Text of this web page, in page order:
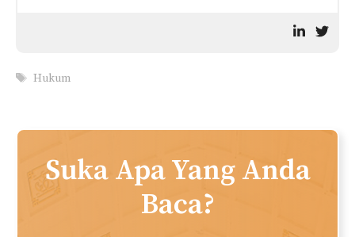
Tangan & Seluar Tiga Suku